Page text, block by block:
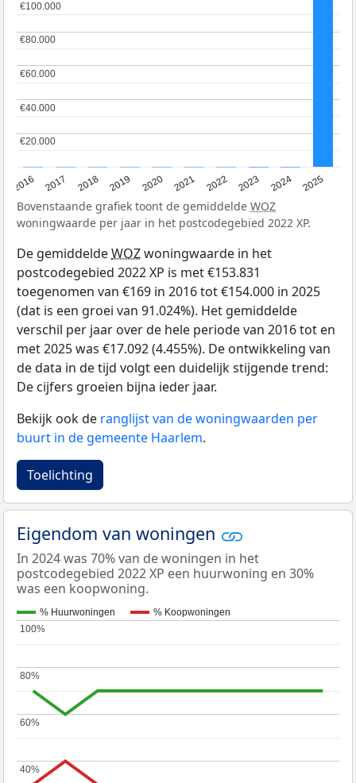
2016 2017 2018 2019 2020 2021 2022 2023 2024 2025
€20.000
€20.000
€40.000
€40.000
€60.000
€60.000
€80.000
€80.000
€100.000
€100.000
Bovenstaande grafiek toont de gemiddelde WOZ
woningwaarde per jaar in het postcodegebied 2022 XP.
De gemiddeldeWOZwoningwaarde in het
postcodegebied 2022 XP is met €153.831
toegenomen van €169 in 2016 tot €154.000 in 2025
(dat is een groei van 91.024%). Het gemiddelde
verschil per jaar over de hele periode van 2016 tot en
met 2025 was €17.092 (4.455%). De ontwikkeling van
de data in de tijd volgt een duidelijk stijgende trend:
De cijfers groeien bijna ieder jaar.
Bekijk ook de ranglijst van de woningwaarden per
buurt in de gemeente Haarlem.
Toelichting
Eigendom van woningen
In 2024 was 70% van de woningen in het
postcodegebied 2022 XP een huurwoning en 30%
was een koopwoning.
% Huurwoningen % Koopwoningen
40%
40%
60%
60%
80%
80%
100%
100%